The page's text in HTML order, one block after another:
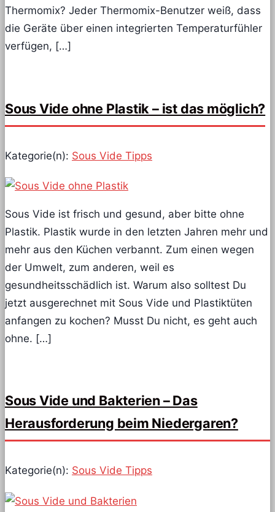
Thermomix? Jeder Thermomix-Benutzer weiß, dass
die Geräte über einen integrierten Temperaturfühler
verfügen, […]
Sous Vide ohne Plastik – ist das möglich?
Kategorie(n): Sous Vide Tipps
Sous Vide ist frisch und gesund, aber bitte ohne
Plastik. Plastik wurde in den letzten Jahren mehr und
mehr aus den Küchen verbannt. Zum einen wegen
der Umwelt, zum anderen, weil es
gesundheitsschädlich ist. Warum also solltest Du
jetzt ausgerechnet mit Sous Vide und Plastiktüten
anfangen zu kochen? Musst Du nicht, es geht auch
ohne. […]
Sous Vide und Bakterien – Das
Herausforderung beim Niedergaren?
Kategorie(n): Sous Vide Tipps